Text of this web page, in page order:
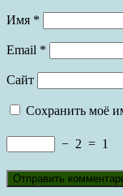
Имя *
Email *
Сайт
Сохранить моё
− 2 = 1